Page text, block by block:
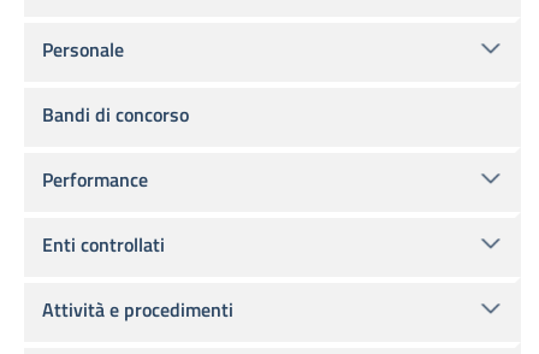
Personale
Bandi di concorso
Performance
Enti controllati
Attività e procedimenti